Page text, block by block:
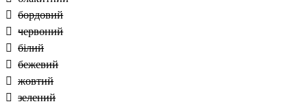
бордовий
червоний
білий
бежевий
жовтий
зелений